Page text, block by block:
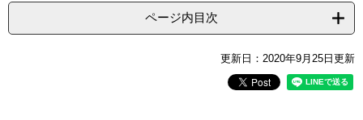
へ
ページ内目次
更新日：2020年9月25日更新